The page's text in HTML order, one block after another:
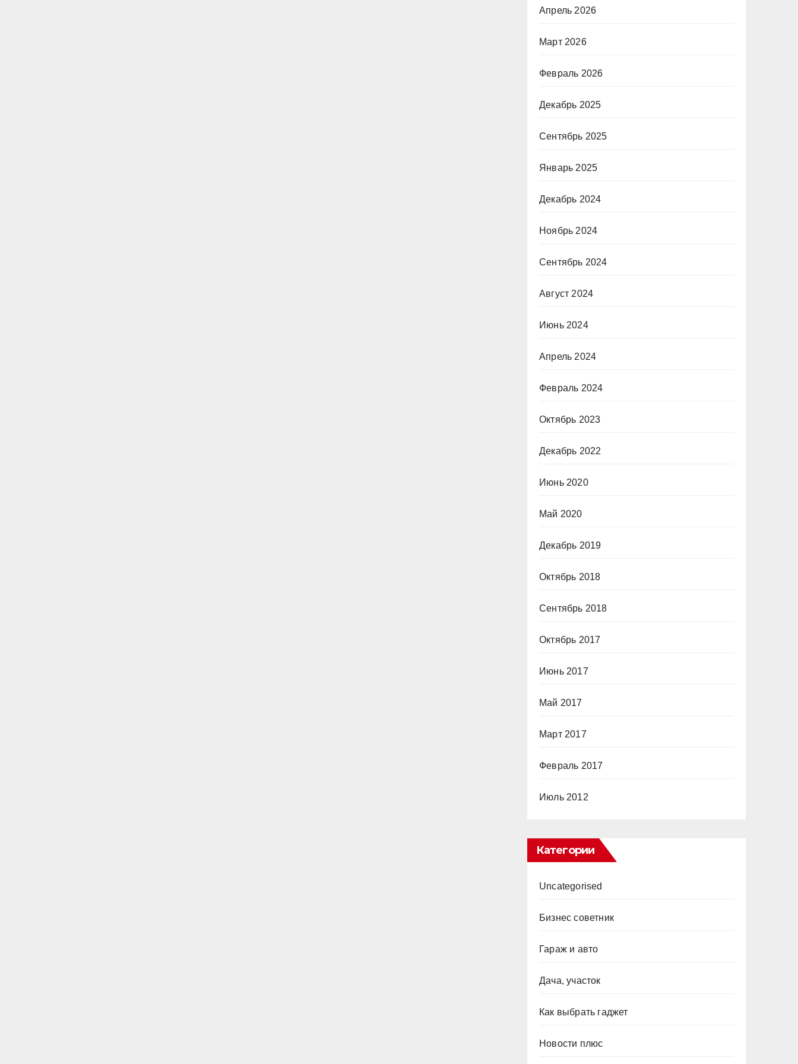
Апрель 2026
Март 2026
Февраль 2026
Декабрь 2025
Сентябрь 2025
Январь 2025
Декабрь 2024
Ноябрь 2024
Сентябрь 2024
Август 2024
Июнь 2024
Апрель 2024
Февраль 2024
Октябрь 2023
Декабрь 2022
Июнь 2020
Май 2020
Декабрь 2019
Октябрь 2018
Сентябрь 2018
Октябрь 2017
Июнь 2017
Май 2017
Март 2017
Февраль 2017
Июль 2012
Категории
Uncategorised
Бизнес советник
Гараж и авто
Дача, участок
Как выбрать гаджет
Новости плюс